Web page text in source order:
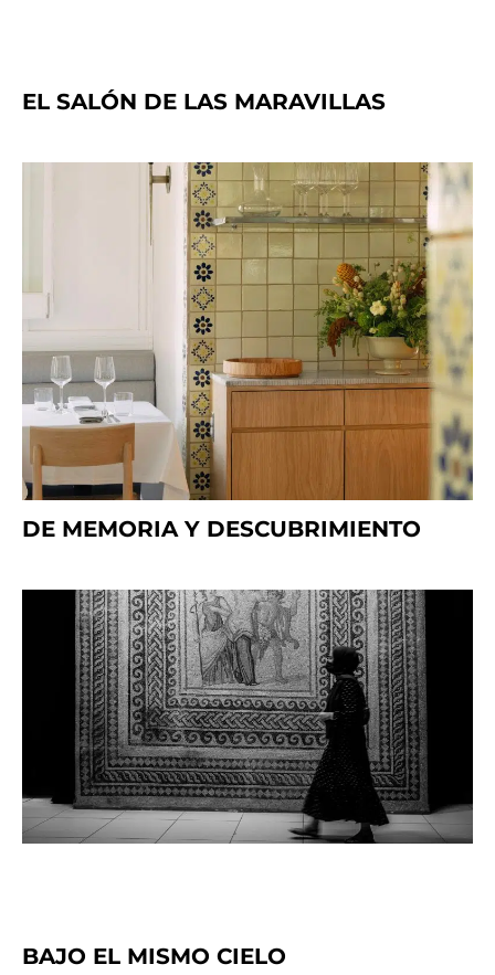
EL SALÓN DE LAS MARAVILLAS
DE MEMORIA Y DESCUBRIMIENTO
BAJO EL MISMO CIELO